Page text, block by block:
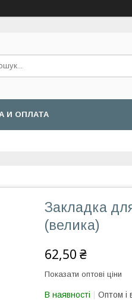
И ОПЛАТА
Закладка
(велика)
62,50 ₴
Показати оптові ціни
В наявності Оптом і